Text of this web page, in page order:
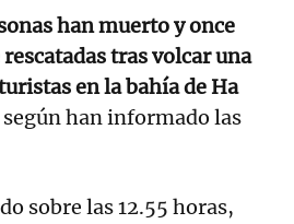
han muerto y once
tras volcar una
en la bahía de Ha
según han informado las
sobre las 12.55 horas,